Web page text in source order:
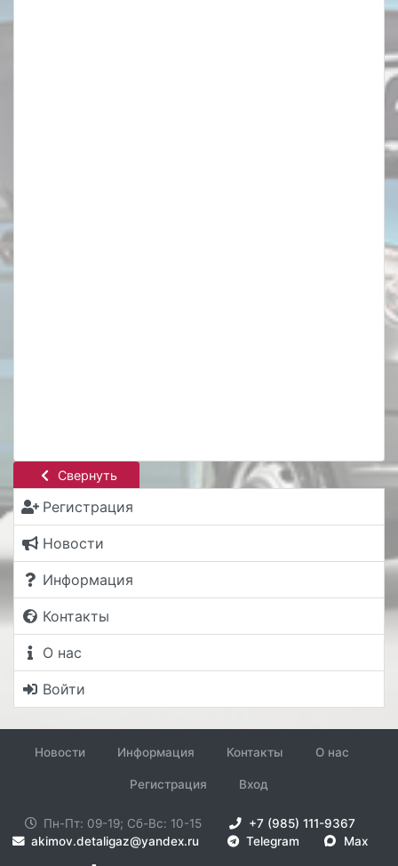
Свернуть
Регистрация
Новости
Информация
Контакты
О нас
Войти
Новости Информация Контакты О нас
Регистрация Вход
Пн-Пт: 09-19; Сб-Вс: 10-15
+7 (985) 111-9367
akimov.detaligaz@yandex.ru
Telegram Max